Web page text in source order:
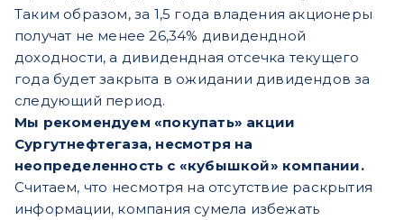
Таким образом, за 1,5 года владения акционеры
получат не менее 26,34% дивидендной
доходности, а дивидендная отсечка текущего
года будет закрыта в ожидании дивидендов за
следующий период.
Мы рекомендуем «покупать» акции
Сургутнефтегаза, несмотря на
неопределенность с «кубышкой» компании.
Считаем, что несмотря на отсутствие раскрытия
информации, компания сумела избежать